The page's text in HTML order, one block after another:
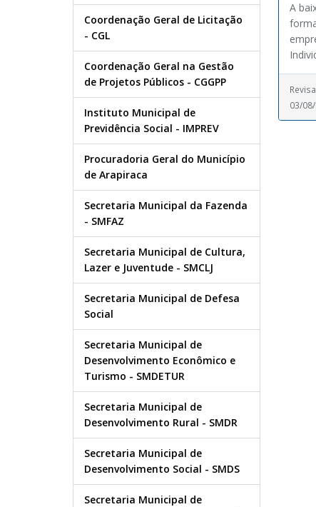
Coordenação Geral de Licitação
- CGL
Coordenação Geral na Gestão
de Projetos Públicos - CGGPP
Instituto Municipal de
Previdência Social - IMPREV
Procuradoria Geral do Município
de Arapiraca
Secretaria Municipal da Fazenda
- SMFAZ
Secretaria Municipal de Cultura,
Lazer e Juventude - SMCLJ
Secretaria Municipal de Defesa
Social
Secretaria Municipal de
Desenvolvimento Econômico e
Turismo - SMDETUR
Secretaria Municipal de
Desenvolvimento Rural - SMDR
Secretaria Municipal de
Desenvolvimento Social - SMDS
Secretaria Municipal de
A
03/